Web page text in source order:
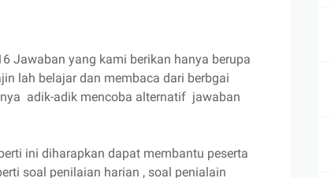
Jawaban yang kami berikan hanya berupa
lah belajar dan membaca dari berbgai
adik-adik mencoba alternatif jawaban
ini diharapkan dapat membantu peserta
soal penilaian harian , soal penialain